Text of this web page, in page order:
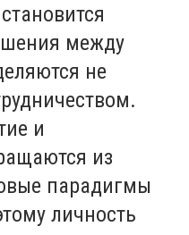
между
не
и
из
парадигмы
личность